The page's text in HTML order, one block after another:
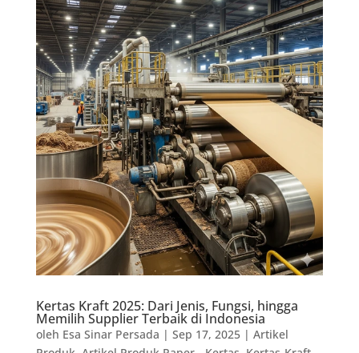
Kertas Kraft 2025: Dari Jenis, Fungsi, hingga
Memilih Supplier Terbaik di Indonesia
oleh Esa Sinar Persada | Sep 17, 2025| Artikel